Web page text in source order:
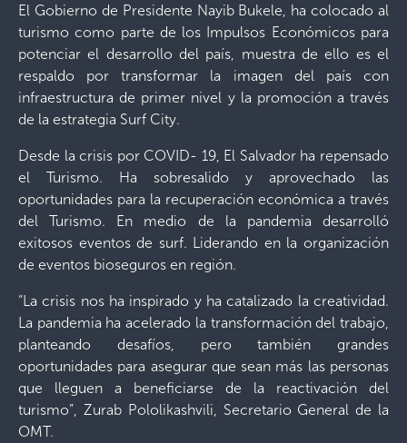
El Gobierno de Presidente Nayib Bukele, ha colocado al
turismo como parte de los Impulsos Económicos para
potenciar el desarrollo del país, muestra de ello es el
respaldo por transformar la imagen del país con
infraestructura de primer nivel y la promoción a través
de la estrategia Surf City.
Desde la crisis por COVID- 19, El Salvador ha repensado
el Turismo. Ha sobresalido y aprovechado las
oportunidades para la recuperación económica a través
del Turismo. En medio de la pandemia desarrolló
exitosos eventos de surf. Liderando en la organización
de eventos bioseguros en región.
“La crisis nos ha inspirado y ha catalizado la creatividad.
La pandemia ha acelerado la transformación del trabajo,
planteando desafíos, pero también grandes
oportunidades para asegurar que sean más las personas
que lleguen a beneficiarse de la reactivación del
turismo”, Zurab Pololikashvili, Secretario General de la
OMT.